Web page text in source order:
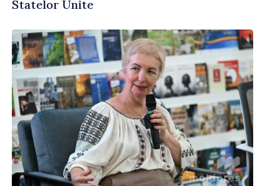
Statelor Unite